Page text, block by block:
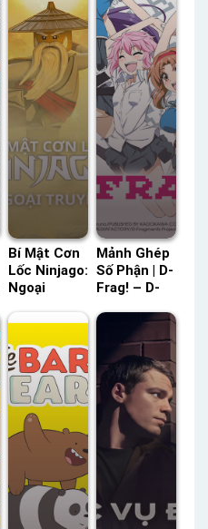
Bí Mật Cơn
Lốc Ninjago:
Ngoại
(Phần 10)
Tiếng –
Status: 06 /
06 Lồng
Tiếng
Mảnh Ghép
Số Phận | D-
Frag! – D-
POPS Lồng
Tiếng –
Status: 12 /
12 Lồng
Tiếng